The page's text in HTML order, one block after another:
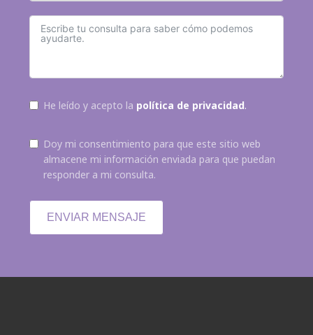
He leído y acepto la política de privacidad.
Doy mi consentimiento para que este sitio web
almacene mi información enviada para que puedan
responder a mi consulta.
ENVIAR MENSAJE